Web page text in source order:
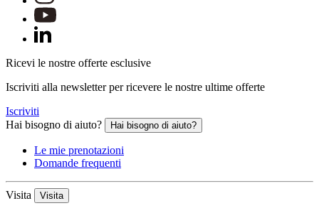
Ricevi le nostre offerte esclusive
Iscriviti alla newsletter per ricevere le nostre ultime offerte
Iscriviti
Hai bisogno di aiuto?
Hai bisogno di aiuto?
Le mie prenotazioni
Domande frequenti
Visita Visita